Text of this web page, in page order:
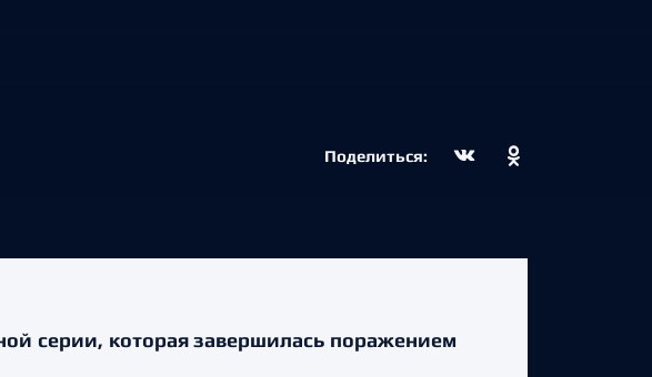
Поделиться:
серии, которая завершилась поражением